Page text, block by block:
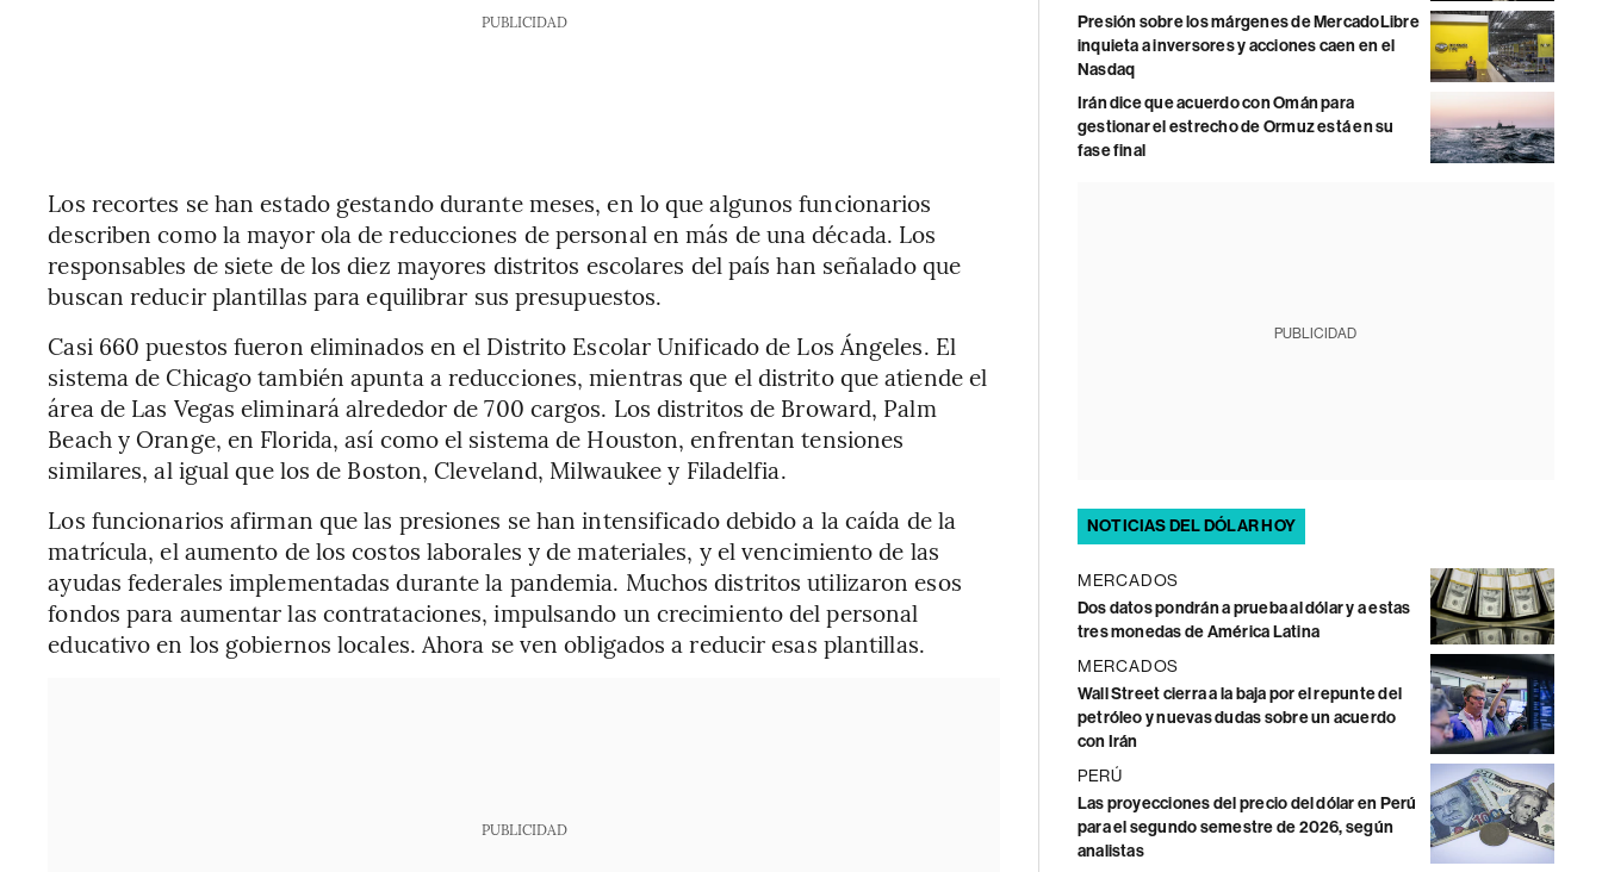
PUBLICIDAD
Los recortes se han estado gestando durante meses, en lo que algunos funcionarios
describen como la mayor ola de reducciones de personal en más de una década. Los
responsables de siete de los diez mayores distritos escolares del país han señalado que
buscan reducir plantillas para equilibrar sus presupuestos.
Casi 660 puestos fueron eliminados en el Distrito Escolar Unificado de Los Ángeles. El
sistema de Chicago también apunta a reducciones, mientras que el distrito que atiende el
área de Las Vegas eliminará alrededor de 700 cargos. Los distritos de Broward, Palm
Beach y Orange, en Florida, así como el sistema de Houston, enfrentan tensiones
similares, al igual que los de Boston, Cleveland, Milwaukee y Filadelfia.
Los funcionarios afirman que las presiones se han intensificado debido a la caída de la
matrícula, el aumento de los costos laborales y de materiales, y el vencimiento de las
ayudas federales implementadas durante la pandemia. Muchos distritos utilizaron esos
fondos para aumentar las contrataciones, impulsando un crecimiento del personal
educativo en los gobiernos locales. Ahora se ven obligados a reducir esas plantillas.
PUBLICIDAD
Presión sobre los márgenes de MercadoLibre
inquieta a inversores y acciones caen en el
Nasdaq
Irán dice que acuerdo con Omán para
gestionar el estrecho de Ormuz está en su
fase final
PUBLICIDAD
NOTICIAS DEL DÓLAR HOY
MERCADOS
Dos datos pondrán a prueba al dólar y a estas
tres monedas de América Latina
MERCADOS
Wall Street cierra a la baja por el repunte del
petróleo y nuevas dudas sobre un acuerdo
con Irán
PERÚ
Las proyecciones del precio del dólar en Perú
para el segundo semestre de 2026, según
analistas